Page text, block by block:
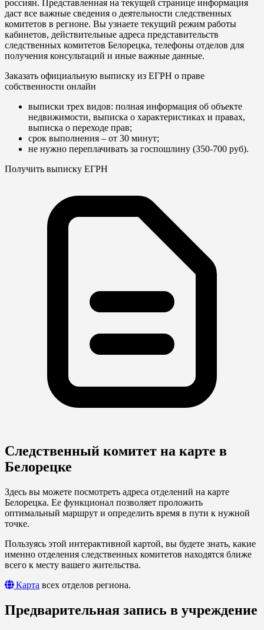
россиян. Представленная на текущей странице информация
даст все важные сведения о деятельности следственных
комитетов в регионе. Вы узнаете текущий режим работы
кабинетов, действительные адреса представительств
следственных комитетов Белорецка, телефоны отделов для
получения консультаций и иные важные данные.
Заказать официальную выписку из ЕГРН о праве
собственности онлайн
выписки трех видов: полная информация об объекте
недвижимости, выписка о характеристиках и правах,
выписка о переходе прав;
срок выполнения – от 30 минут;
не нужно переплачивать за госпошлину (350-700 руб).
Получить выписку ЕГРН
Следственный комитет на карте в
Белорецке
Здесь вы можете посмотреть адреса отделений на карте
Белорецка. Ее функционал позволяет проложить
оптимальный маршрут и определить время в пути к нужной
точке.
Пользуясь этой интерактивной картой, вы будете знать, какие
именно отделения следственных комитетов находятся ближе
всего к месту вашего жительства.
Карта всех отделов региона.
Предварительная запись в учреждение